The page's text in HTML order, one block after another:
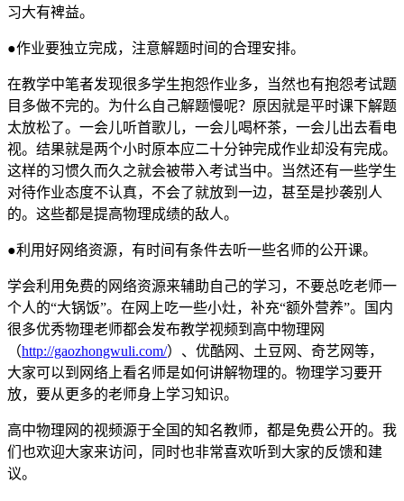
习大有裨益。
●作业要独立完成，注意解题时间的合理安排。
在教学中笔者发现很多学生抱怨作业多，当然也有抱怨考试题
目多做不完的。为什么自己解题慢呢？原因就是平时课下解题
太放松了。一会儿听首歌儿，一会儿喝杯茶，一会儿出去看电
视。结果就是两个小时原本应二十分钟完成作业却没有完成。
这样的习惯久而久之就会被带入考试当中。当然还有一些学生
对待作业态度不认真，不会了就放到一边，甚至是抄袭别人
的。这些都是提高物理成绩的敌人。
●利用好网络资源，有时间有条件去听一些名师的公开课。
学会利用免费的网络资源来辅助自己的学习，不要总吃老师一
个人的“大锅饭”。在网上吃一些小灶，补充“额外营养”。国内
很多优秀物理老师都会发布教学视频到高中物理网
（http://gaozhongwuli.com/）、优酷网、土豆网、奇艺网等，
大家可以到网络上看名师是如何讲解物理的。物理学习要开
放，要从更多的老师身上学习知识。
高中物理网的视频源于全国的知名教师，都是免费公开的。我
们也欢迎大家来访问，同时也非常喜欢听到大家的反馈和建
议。